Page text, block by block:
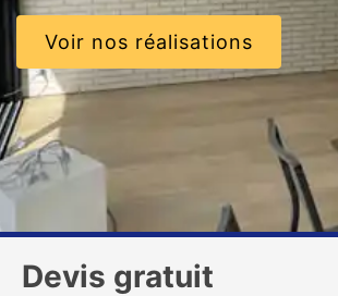
Voir nos réalisations
Devis gratuit